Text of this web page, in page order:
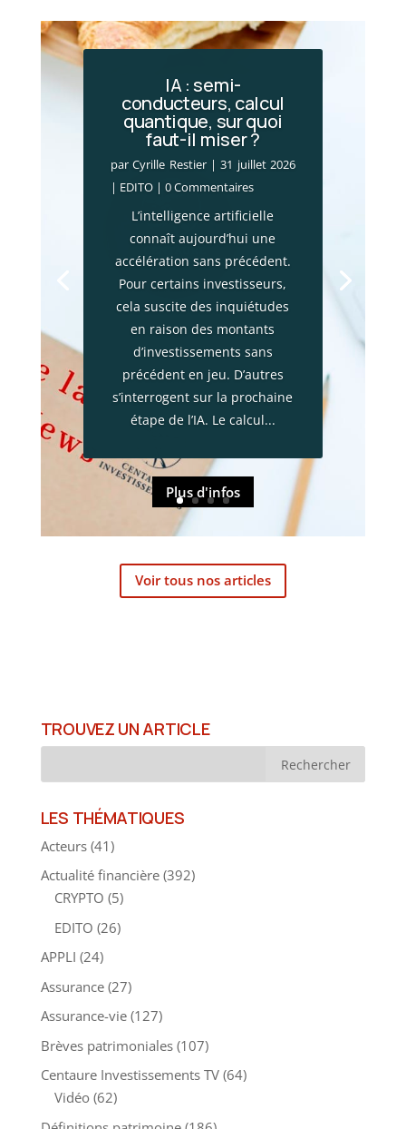
IA : semi-
conducteurs, calcul
quantique, sur quoi
faut-il miser ?
parCyrille Restier|31 juillet 2026
| EDITO| 0 Commentaires
L’intelligence artificielle
connaît aujourd’hui une
accélération sans précédent.
Pour certains investisseurs,
cela suscite des inquiétudes
en raison des montants
d’investissements sans
précédent en jeu. D’autres
s’interrogent sur la prochaine
étape de l’IA. Le calcul...
Plus d'infos
Incendies en Gironde
: le choc économique
parCyrille Restier
28 juillet 2026
patrimoniales| 0 Commentaires
Les mégafeux qui frappent la
Gironde ne constituent pas
seulement une catastrophe
environnementale. Ces
incendies provoquent
également un choc
économique majeur. Plus de
13 000 entreprises ont vu leur
220 000 habitants ont été
évacués et...
Voir tous nos articles
TROUVEZ UN ARTICLE
LES THÉMATIQUES
Acteurs(41)
Actualité financière (392)
CRYPTO (5)
EDITO (26)
APPLI (24)
Assurance (27)
Assurance-vie (127)
Brèves patrimoniales(107)
Centaure Investissements TV (64)
Vidéo (62)